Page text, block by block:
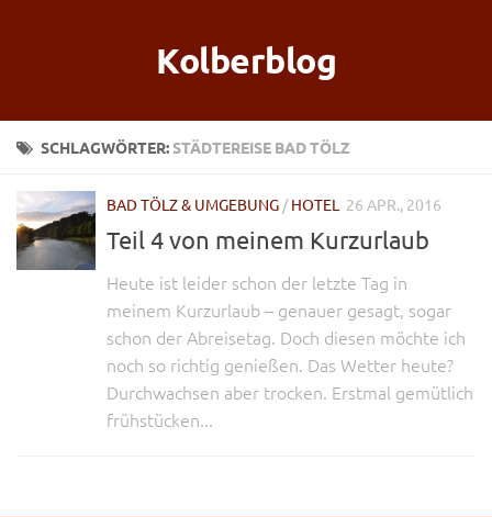
Kolberblog
SCHLAGWÖRTER: STÄDTEREISE BAD TÖLZ
BAD TÖLZ & UMGEBUNG /HOTEL 26 APR., 2016
Teil 4 von meinem Kurzurlaub
Heute ist leider schon der letzte Tag in
meinem Kurzurlaub – genauer gesagt, sogar
schon der Abreisetag. Doch diesen möchte ich
noch so richtig genießen. Das Wetter heute?
Durchwachsen aber trocken. Erstmal gemütlich
frühstücken...